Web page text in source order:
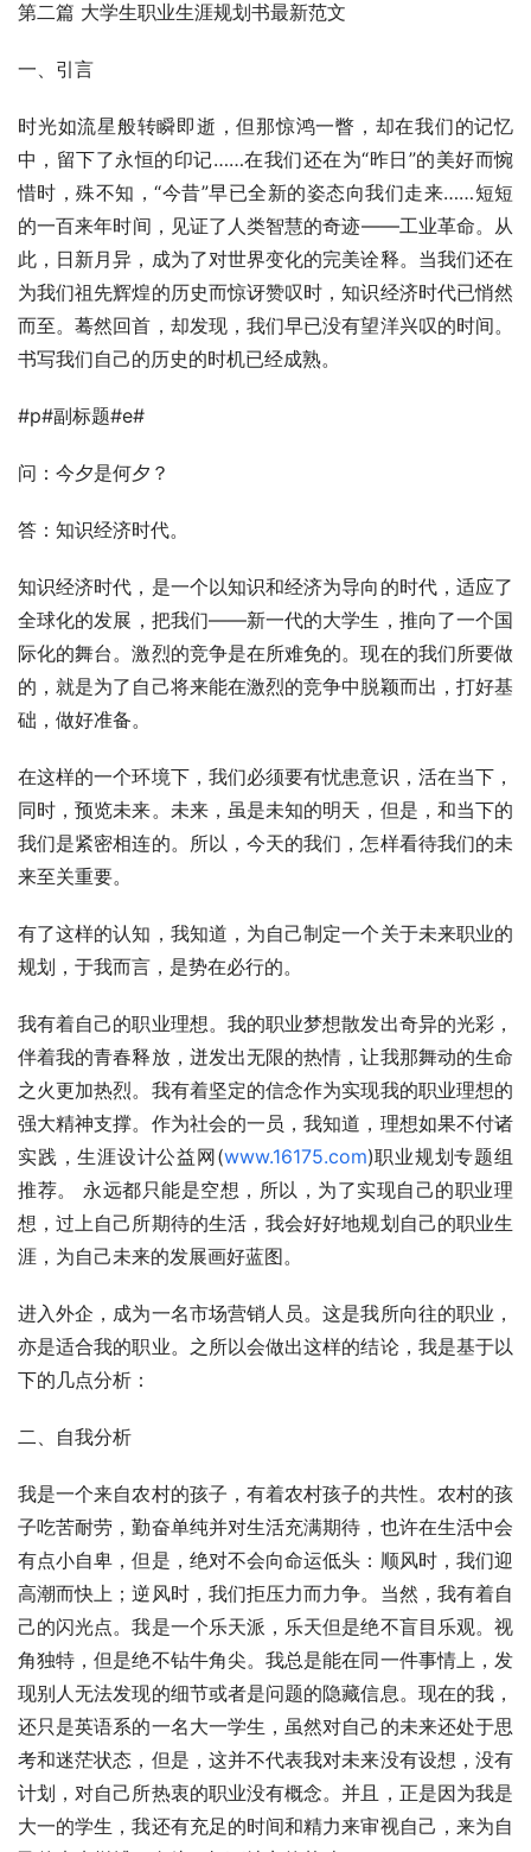
第二篇 大学生职业生涯规划书最新范文
一、引言
时光如流星般转瞬即逝，但那惊鸿一瞥，却在我们的记忆
中，留下了永恒的印记……在我们还在为“昨日”的美好而惋
惜时，殊不知，“今昔”早已全新的姿态向我们走来……短短
的一百来年时间，见证了人类智慧的奇迹——工业革命。从
此，日新月异，成为了对世界变化的完美诠释。当我们还在
为我们祖先辉煌的历史而惊讶赞叹时，知识经济时代已悄然
而至。蓦然回首，却发现，我们早已没有望洋兴叹的时间。
书写我们自己的历史的时机已经成熟。
#p#副标题#e#
问：今夕是何夕？
答：知识经济时代。
知识经济时代，是一个以知识和经济为导向的时代，适应了
全球化的发展，把我们——新一代的大学生，推向了一个国
际化的舞台。激烈的竞争是在所难免的。现在的我们所要做
的，就是为了自己将来能在激烈的竞争中脱颖而出，打好基
础，做好准备。
在这样的一个环境下，我们必须要有忧患意识，活在当下，
同时，预览未来。未来，虽是未知的明天，但是，和当下的
我们是紧密相连的。所以，今天的我们，怎样看待我们的未
来至关重要。
有了这样的认知，我知道，为自己制定一个关于未来职业的
规划，于我而言，是势在必行的。
我有着自己的职业理想。我的职业梦想散发出奇异的光彩，
伴着我的青春释放，迸发出无限的热情，让我那舞动的生命
之火更加热烈。我有着坚定的信念作为实现我的职业理想的
强大精神支撑。作为社会的一员，我知道，理想如果不付诸
实践，生涯设计公益网(www.16175.com)职业规划专题组
推荐。 永远都只能是空想，所以，为了实现自己的职业理
想，过上自己所期待的生活，我会好好地规划自己的职业生
涯，为自己未来的发展画好蓝图。
进入外企，成为一名市场营销人员。这是我所向往的职业，
亦是适合我的职业。之所以会做出这样的结论，我是基于以
下的几点分析：
二、自我分析
我是一个来自农村的孩子，有着农村孩子的共性。农村的孩
子吃苦耐劳，勤奋单纯并对生活充满期待，也许在生活中会
有点小自卑，但是，绝对不会向命运低头：顺风时，我们迎
高潮而快上；逆风时，我们拒压力而力争。当然，我有着自
己的闪光点。我是一个乐天派，乐天但是绝不盲目乐观。视
角独特，但是绝不钻牛角尖。我总是能在同一件事情上，发
现别人无法发现的细节或者是问题的隐藏信息。现在的我，
还只是英语系的一名大一学生，虽然对自己的未来还处于思
考和迷茫状态，但是，这并不代表我对未来没有设想，没有
计划，对自己所热衷的职业没有概念。并且，正是因为我是
大一的学生，我还有充足的时间和精力来审视自己，来为自